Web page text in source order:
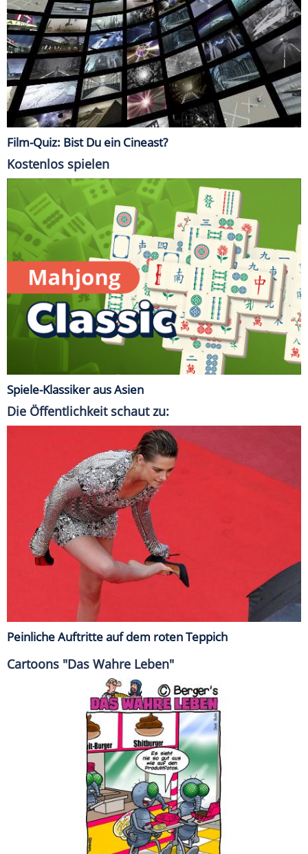
Film-Quiz: Bist Du ein Cineast?
Kostenlos spielen
Spiele-Klassiker aus Asien
Die Öffentlichkeit schaut zu:
Peinliche Auftritte auf dem roten Teppich
Cartoons "Das Wahre Leben"